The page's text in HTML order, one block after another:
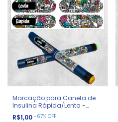
Marcação para Caneta de
Insulina Rápida/Lenta -
Diabetes - Doodle Art
R$1,00 -67% OFF